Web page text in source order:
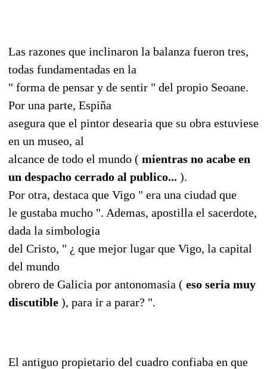
Las razones que inclinaron la balanza fueron tres,
todas fundamentadas en la
" forma de pensar y de sentir " del propio Seoane.
Por una parte, Espiña
asegura que el pintor desearia que su obra estuviese
en un museo, al
alcance de todo el mundo ( mientras no acabe en
un despacho cerrado al publico... ).
Por otra, destaca que Vigo " era una ciudad que
le gustaba mucho ". Ademas, apostilla el sacerdote,
dada la simbologia
del Cristo, " ¿ que mejor lugar que Vigo, la capital
del mundo
obrero de Galicia por antonomasia ( eso seria muy
discutible ), para ir a parar? ".
El antiguo propietario del cuadro confiaba en que